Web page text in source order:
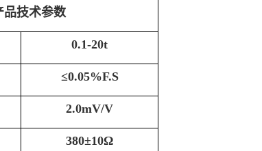
品技术参数
0.1-20t
≤0.05%F.S
2.0mV/V
380±10Ω